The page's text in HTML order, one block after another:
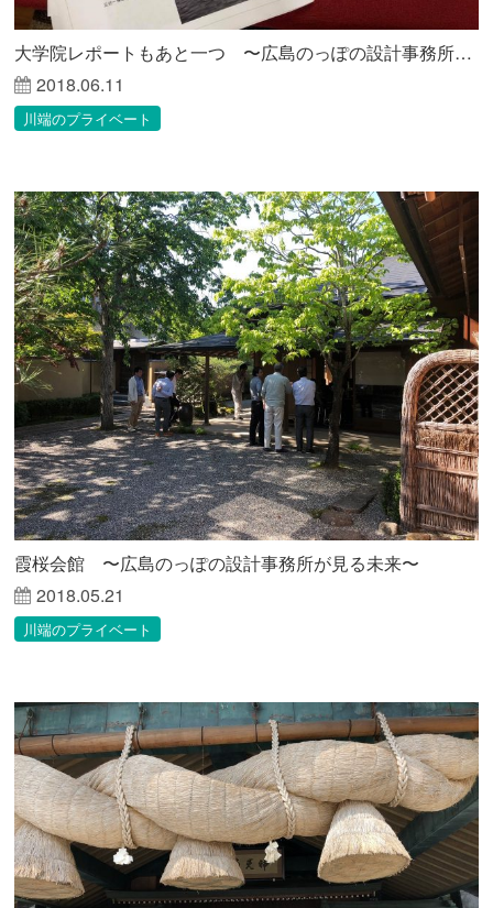
大学院レポートもあと一つ 〜広島のっぽの設計事務所が見る未来〜
2018.06.11
川端のプライベート
霞桜会館 〜広島のっぽの設計事務所が見る未来〜
2018.05.21
川端のプライベート